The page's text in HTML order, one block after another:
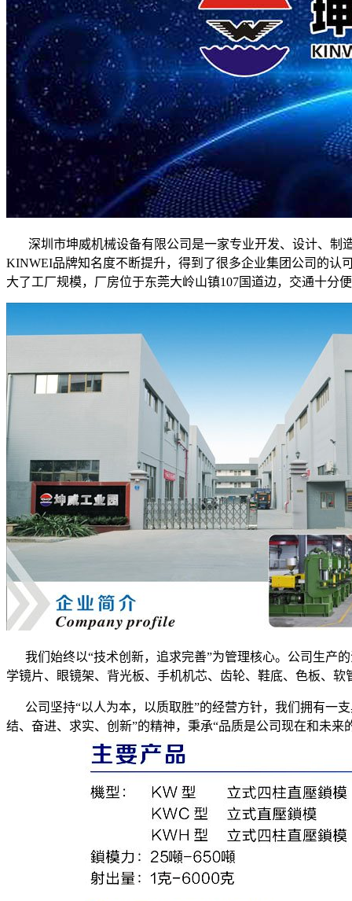
深圳市坤威机械设备有限公司是一家专业开发、设计、制
KINWEI品牌知名度不断提升，得到了很多企业集团公司的认
大了工厂规模，厂房位于东莞大岭山镇107国道边，交通十分
我们始终以“技术创新，追求完善”为管理核心。公司生产
学镜片、眼镜架、背光板、手机机芯、齿轮、鞋底、色板、
公司坚持“以人为本，以质取胜”的经营方针，我们拥有一
结、奋进、求实、创新”的精神，秉承“品质是公司现在和未